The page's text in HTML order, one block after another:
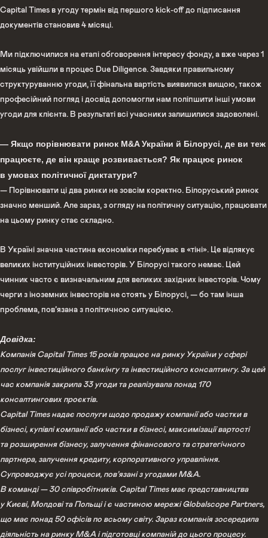
Capital Times в угоду термін від першого kick-off до підписання
документів становив 4 місяці.
Ми підключилися на етапі обговорення інтересу фонду, а вже через 1
місяць увійшли в процес Due Diligence. Завдяки правильному
структуруванню угоди, її фінальна вартість виявилася вищою, також
професійний погляд і досвід допомогли нам поліпшити інші умови
угоди для клієнта. В результаті всі учасники залишилися задоволені.
— Якщо порівнювати ринок M&A України й Білорусі, де ви теж
працюєте, де він краще розвивається? Як працює ринок
в умовах політичної диктатури?
— Порівнювати ці два ринки не зовсім коректно. Білоруський ринок
значно менший. Але зараз, з огляду на політичну ситуацію, працювати
на цьому ринку стає складно.
В Україні значна частина економіки перебуває в «тіні». Це відлякує
великих інституційних інвесторів. У Білорусі такого немає. Цей
чинник часто є визначальним для великих західних інвесторів. Чому
черги з іноземних інвесторів не стоять у Білорусі, — бо там інша
проблема, пов’язана з політичною ситуацією.
Довідка:
Компанія Capital Times 15 років працює на ринку України у сфері
послуг інвестиційного банкінгу та інвестиційного консалтингу. За цей
час компанія закрила 33 угоди та реалізувала понад 170
консалтингових проєктів.
Capital Times надає послуги щодо продажу компанії або частки в
бізнесі, купівлі компанії або частки в бізнесі, максимізації вартості
та розширення бізнесу, залучення фінансового та стратегічного
партнера, залучення кредиту, корпоративного управління.
Супроводжує усі процеси, пов’язані з угодами M&A.
В команді — 30 співробітників. Capital Times має представництва
у Києві, Молдові та Польщі і є частиною мережі Globalscope Partners,
що має понад 50 офісів по всьому світу. Зараз компанія зосередила
діяльність на ринку M&A і підготовці компаній до цього процесу.